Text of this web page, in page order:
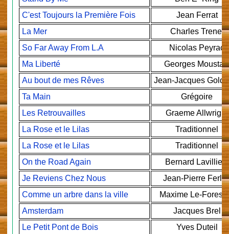
C'est Toujours la Première Fois
Jean Ferrat
La Mer
Charles Trenet
So Far Away From L.A
Nicolas Peyrac
Ma Liberté
Georges
Au bout de mes Rêves
Jean-Jacques
Ta Main
Grégoire
Les Retrouvailles
Graeme Allwright
La Rose et le Lilas
Traditionnel
La Rose et le Lilas
Traditionnel
On the Road Again
Bernard Lavilliers
Je Reviens Chez Nous
Jean-Pierre
Comme un arbre dans la ville
Maxime Le-
Amsterdam
Jacques Brel
Le Petit Pont de Bois
Yves Duteil